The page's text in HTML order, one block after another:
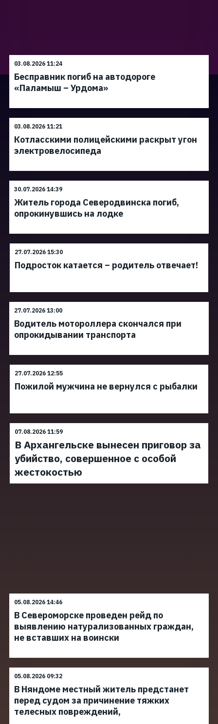
03.08.2026 11:24
Бесправник погиб на автодороге
«Паламыш – Урдома»
03.08.2026 11:21
Котласскими полицейскими раскрыт угон
электровелосипеда
30.07.2026 14:39
Житель города Северодвинска погиб,
опрокинувшись на лодке
27.07.2026 15:30
Подросток катается – родитель отвечает!
27.07.2026 13:00
Водитель мотороллера скончался при
опрокидывании транспорта
27.07.2026 12:55
Пожилой мужчина не вернулся с рыбалки
07.08.2026 11:59
В Архангельске вынесен приговор за
убийство, совершенное с особой
жестокостью
05.08.2026 14:46
В Североморске проведен рейд по
выявлению натурализованных граждан,
не вставших на воински
05.08.2026 09:32
В Няндоме местный житель предстанет
перед судом за причинение тяжких
телесных повреждений,